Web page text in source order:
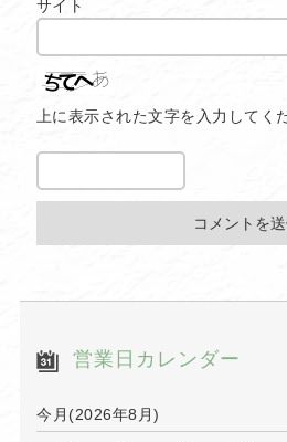
サイト
上に表示された文字を入力してく
営業日カレンダー
今月(2026年8月)